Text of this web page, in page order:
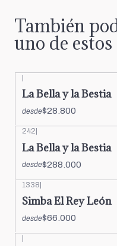
También
uno de estos
La Bella y la Bestia
desde$28.800
242
La Bella y la Bestia
desde$288.000
1338|
Simba El Rey León
desde$66.000